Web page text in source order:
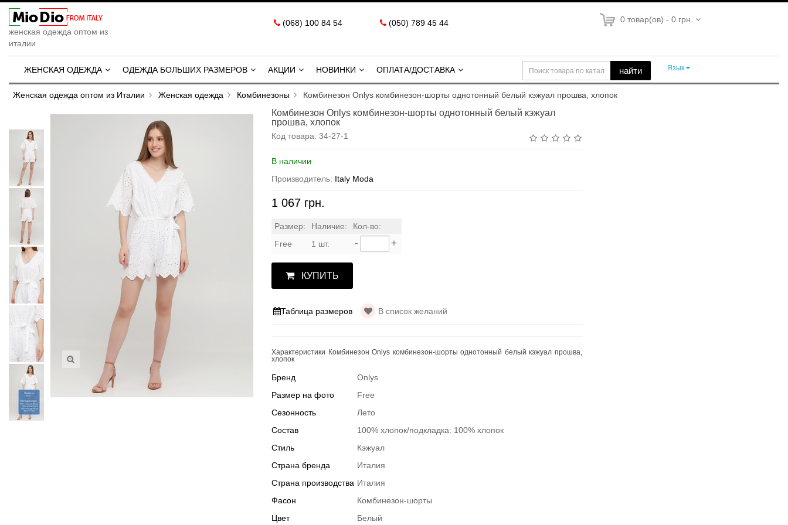
женская одежда оптом из
италии
(068) 100 84 54 (050) 789 45 44 0 товар(ов) - 0 грн.
найти
ЖЕНСКАЯ ОДЕЖДА ОДЕЖДА БОЛЬШИХ РАЗМЕРОВ АКЦИИ НОВИНКИ ОПЛАТА/ДОСТАВКА Язык
Женская одежда оптом из Италии Женская одежда Комбинезоны Комбинезон Onlys комбинезон-шорты однотонный белый кэжуал прошва, хлопок
Комбинезон Onlys комбинезон-шорты однотонный белый кэжуал
прошва, хлопок
Код товара: 34-27-1
В наличии
Производитель: Italy Moda
1 067 грн.
Размер: Наличие:
Кол-во:
Free
1 шт. - +
КУПИТЬ
Таблица размеров В список желаний
Характеристики Комбинезон Onlys комбинезон-шорты однотонный белый кэжуал прошва,
хлопок
Бренд
Onlys
Размер на фото
Free
Сезонность
Лето
Состав
100% хлопок/подкладка: 100% хлопок
Стиль
Кэжуал
Страна бренда
Италия
Страна производства Италия
Фасон
Комбинезон-шорты
Цвет
Белый